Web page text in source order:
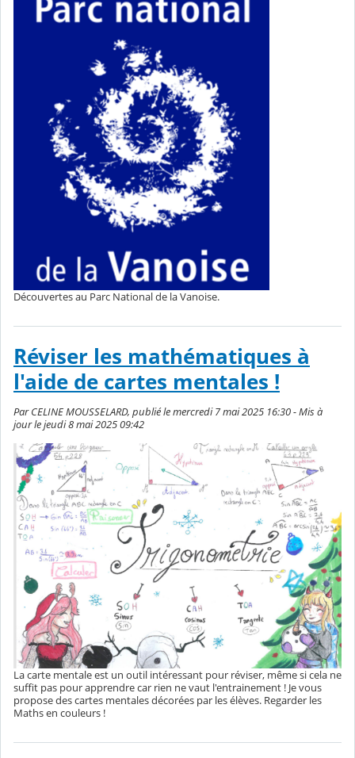
Découvertes au Parc National de la Vanoise.
Réviser les mathématiques à
l'aide de cartes mentales !
Par CELINE MOUSSELARD, publié le mercredi 7 mai 2025 16:30 - Mis à
jour le jeudi 8 mai 2025 09:42
La carte mentale est un outil intéressant pour réviser, même si cela ne
suffit pas pour apprendre car rien ne vaut l'entrainement ! Je vous
propose des cartes mentales décorées par les élèves. Regarder les
Maths en couleurs !